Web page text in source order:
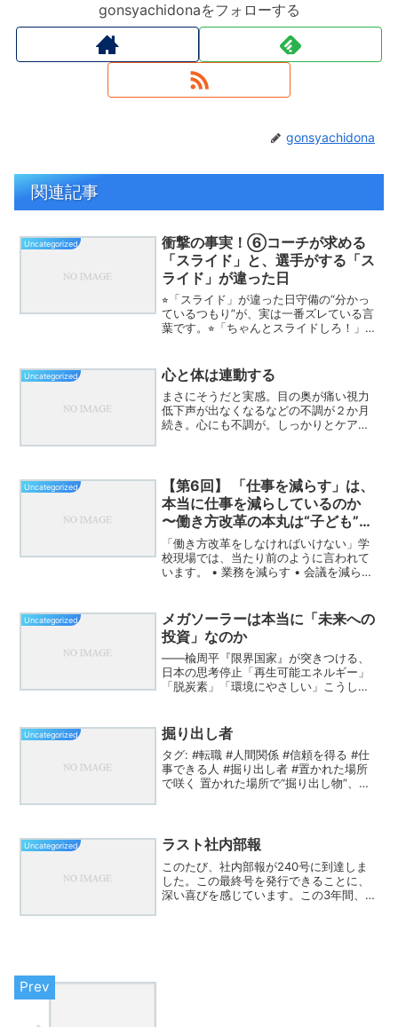
gonsyachidonaをフォローする
gonsyachidona
関連記事
Uncategorized
衝撃の事実！⑥コーチが求める
「スライド」と、選手がする「ス
ライド」が違った日
⭐︎「スライド」が違った日守備の“分かっ
ているつもり”が、実は一番ズレている言
葉です。⭐︎「ちゃんとスライドしろ！」
スライド！」しかし現象として起きてい
るのは——・中央...
Uncategorized 心と体は連動する
まさにそうだと実感。目の奥が痛い視力
低下声が出なくなるなどの不調が２か月
続き。心にも不調が。しっかりとケアし
Uncategorized
【第6回】 「仕事を減らす」は、
本当に仕事を減らしているのか
〜働き方改革の本丸は“子ども”に
ある〜
「働き方改革をしなければいけない」学
校現場では、当たり前のように言われて
います。 • 業務を減らす • 会議を減らす
いでしょうか。「確かに減ってはいるけ
ど、楽に...
Uncategorized
メガソーラーは本当に「未来への
投資」なのか
――楡周平『限界国家』が突きつける、
日本の思考停止「再生可能エネルギー」
「脱炭素」「環境にやさしい」こうした
が、楡周平『限界国家』を読むと、その
空気こそが、日本が限界...
Uncategorized 掘り出し者
タグ: #転職 #人間関係 #信頼を得る #仕
事できる人 #掘り出し者 #置かれた場所
で咲く 置かれた場所で“掘り出し物”、い
ふう...
Uncategorized ラスト社内部報
このたび、社内部報が240号に到達しま
した。この最終号を発行できることに、
深い喜びを感じています。この3年間、社